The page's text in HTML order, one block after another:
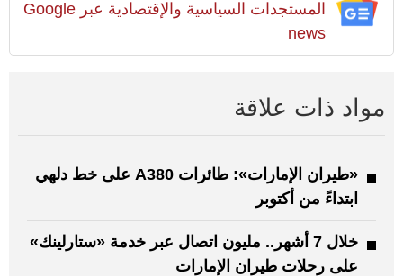
المستجدات السياسية والإقتصادية عبر Google
news
مواد ذات علاقة
«طيران الإمارات»: طائرات A380 على خط دلهي
ابتداءً من أكتوبر
خلال 7 أشهر.. مليون اتصال عبر خدمة «ستارلينك»
على رحلات طيران الإمارات